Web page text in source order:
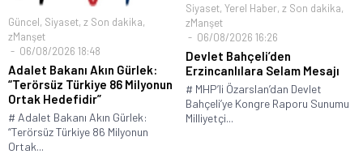
Güncel, Siyaset, z Son dakika,
zManşet
06/08/2026 18:48
Adalet Bakanı Akın Gürlek:
“Terörsüz Türkiye 86 Milyonun
Ortak Hedefidir”
# Adalet Bakanı Akın Gürlek:
“Terörsüz Türkiye 86 Milyonun
Ortak...
Siyaset, Yerel Haber, z Son dakika,
zManşet
06/08/2026 16:26
Devlet Bahçeli’den
Erzincanlılara Selam Mesajı
# MHP’li Özarslan’dan Devlet
Bahçeli’ye Kongre Raporu Sunumu
Milliyetçi...